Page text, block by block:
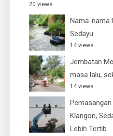
20 views
Nama-nama
Sedayu
14 views
Jembatan
masa lalu,
14 views
Pemasangan
Klangon,
Lebih Tertib